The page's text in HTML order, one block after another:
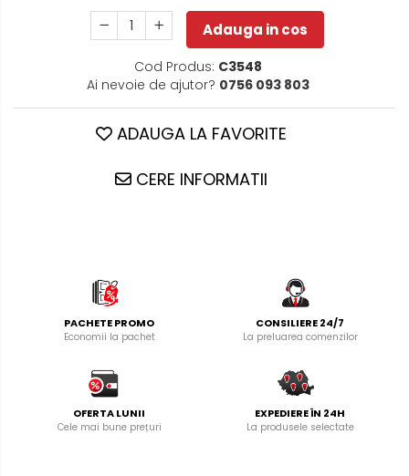
Adauga in cos
Cod Produs: C3548
Ai nevoie de ajutor? 0756 093 803
ADAUGA LA FAVORITE
CERE INFORMATII
PACHETE PROMO
Economii la pachet
CONSILIERE 24/7
La preluarea comenzilor
OFERTA LUNII
Cele mai bune prețuri
EXPEDIERE ÎN 24H
La produsele selectate